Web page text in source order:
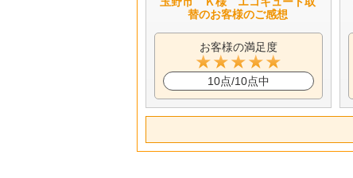
替のお客様のご感想
お客様の満足度
10点/10点中